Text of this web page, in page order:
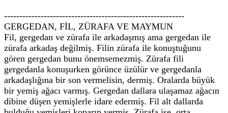
-----------------------------------------------------------
GERGEDAN, FİL, ZÜRAFA VE MAYMUN
Fil, gergedan ve zürafa ile arkadaşmış ama gergedan ile
zürafa arkadaş değilmiş. Filin zürafa ile konuştuğunu
gören gergedan bunu önemsemezmiş. Zürafa fili
gergedanla konuşurken görünce üzülür ve gergedanla
arkadaşlığına bir son vermelisin, dermiş. Oralarda büyük
bir yemiş ağacı varmış. Gergedan dallara ulaşamaz ağacın
dibine düşen yemişlerle idare edermiş. Fil alt dallarda